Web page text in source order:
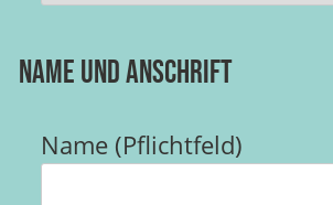
Name und Anschrift
Name (Pflichtfeld)